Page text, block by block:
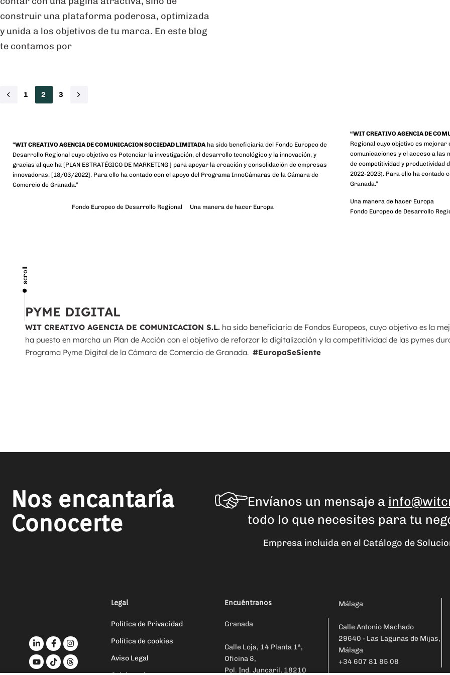
scroll
construir una plataforma poderosa, optimizada
y unida a los objetivos de tu marca. En este blog
te contamos por
1 2 3
"WIT CREATIVO AGENCIA DE COMUNICACION SOCIEDAD LIMITADAha sido beneficiaria del Fondo Europeo de
Desarrollo Regional cuyo objetivo es Potenciar la investigación, el desarrollo tecnológico y la innovación, y
gracias al que ha [PLAN ESTRATÉGICO DE MARKETING ] para apoyar la creación y consolidación de empresas
innovadoras. [18/03/2022]. Para ello ha contado con el apoyo del Programa InnoCámaras de la Cámara de
Comercio de Granada.”
Fondo Europeo de Desarrollo Regional Una manera de hacer Europa
“WIT CREATIVO AGENCIA DE
Regional cuyo objetivo es
comunicaciones y el acceso a las
de competitividad y productividad
2022-2023). Para ello ha contado
Granada.”
Una manera de hacer Europa
Fondo Europeo de Desarrollo
PYME DIGITAL
WIT CREATIVO AGENCIA DE COMUNICACION S.L. ha sido beneficiaria de Fondos Europeos, cuyo objetivo es la
ha puesto en marcha un Plan de Acción con el objetivo de reforzar la digitalización y la competitividad de las pymes
Programa Pyme Digital de la Cámara de Comercio de Granada. #EuropaSeSiente
Nos encantaría
Conocerte
Envíanos un mensaje a
todo lo que necesites para tu
Empresa incluida en el Catálogo de
Legal
Política de Privacidad
Política de cookies
Aviso Legal
Encuéntranos
Granada
Calle Loja, 14 Planta 1ª,
Oficina 8,
Pol. Ind. Juncaril, 18210
Málaga
Calle Antonio Machado
29640 - Las Lagunas de Mijas,
Málaga
+34 607 81 85 08